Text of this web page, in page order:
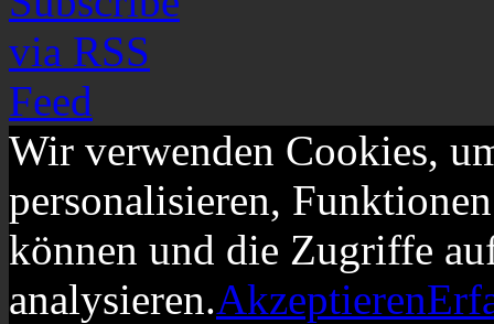
Wir verwenden Cookies,
personalisieren,
können und die Zugriffe
analysieren.Akzeptieren